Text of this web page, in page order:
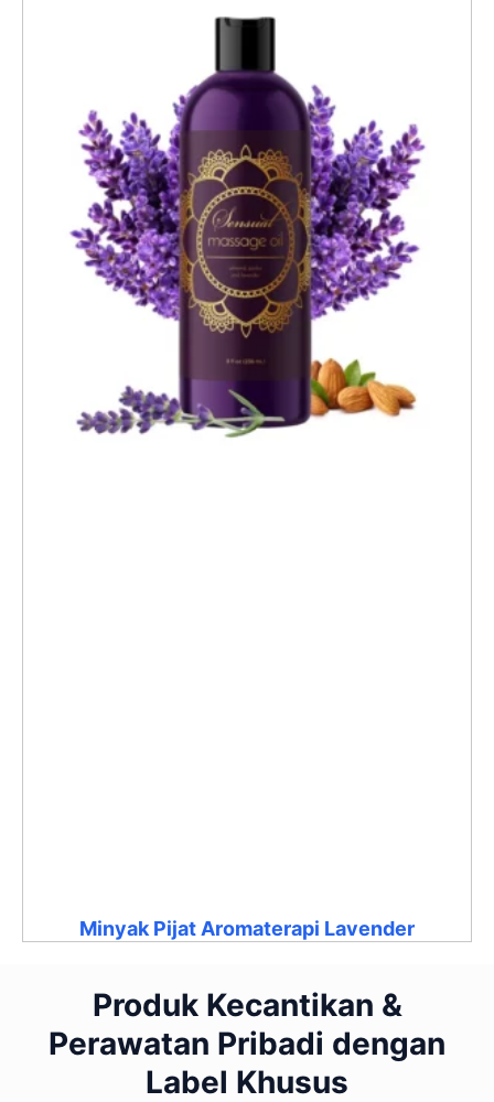
Minyak Pijat Aromaterapi Lavender
Produk Kecantikan &
Perawatan Pribadi dengan
Label Khusus